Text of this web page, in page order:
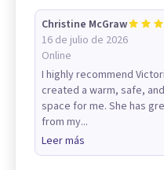
Christine McGraw
16 de julio de 2026
Online
I highly recommend
created a warm, safe,
space for me. She has
from my...
Leer más